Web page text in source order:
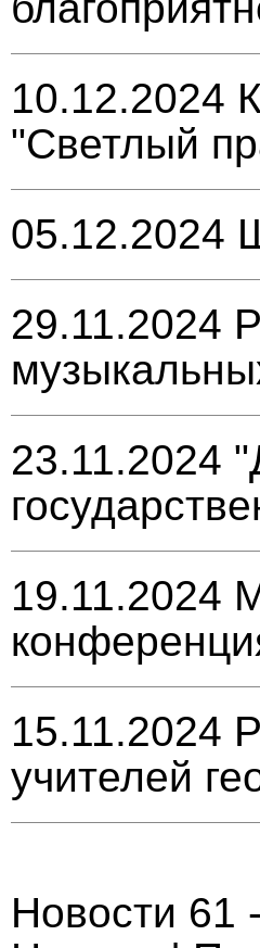
10.12.2024
"Светлый
05.12.2024
29.11.2024
23.11.2024
19.11.2024
15.11.2024
учителей
Новости 61